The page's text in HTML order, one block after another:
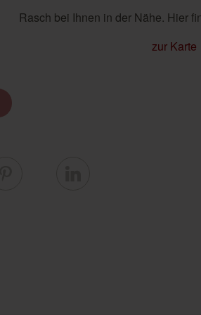
Rasch bei Ihnen in der Nähe. Hier
zur Karte